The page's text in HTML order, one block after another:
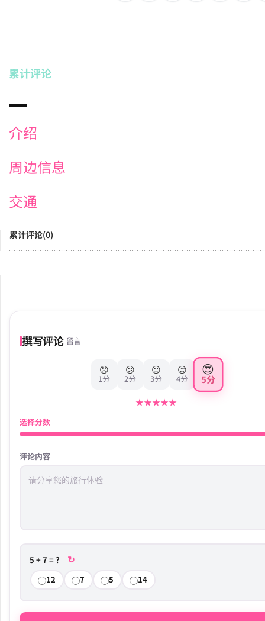
累计评论
介绍
周边信息
交通
累计评论(0)
撰写评论 留言
😞
1分
😕
2分
😐
3分
😊
4分
😍
5分
★★★★★
选择分数
评论内容
5 + 7 = ? ↻
12 7 5 14